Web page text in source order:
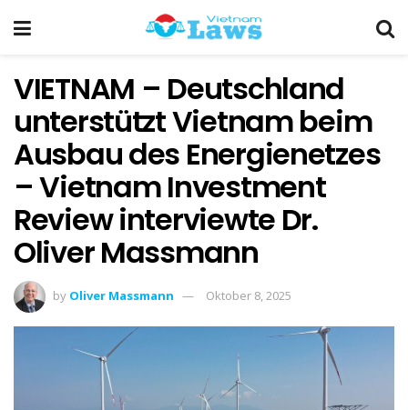
VIETNAM – Deutschland
unterstützt Vietnam beim
Ausbau des Energienetzes
– Vietnam Investment
Review interviewte Dr.
Oliver Massmann
by Oliver Massmann Oktober 8, 2025